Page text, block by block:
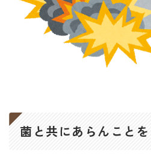
菌と共にあらんことを